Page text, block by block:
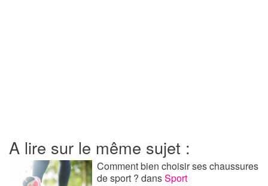
A lire sur le même sujet :
Comment bien choisir ses chaussures
de sport ?dansSport